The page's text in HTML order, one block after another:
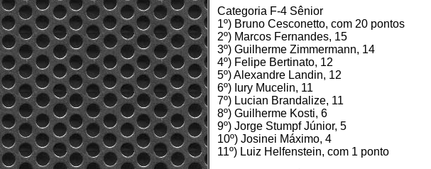
Categoria F-4 Sênior
1º) Bruno Cesconetto, com 20 pontos
2º) Marcos Fernandes, 15
3º) Guilherme Zimmermann, 14
4º) Felipe Bertinato, 12
5º) Alexandre Landin, 12
6º) Iury Mucelin, 11
7º) Lucian Brandalize, 11
8º) Guilherme Kosti, 6
9º) Jorge Stumpf Júnior, 5
10º) Josinei Máximo, 4
11º) Luiz Helfenstein, com 1 ponto